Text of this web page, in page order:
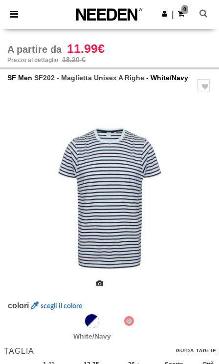
× App Needen
Prezzi migliori sull'app!
Scarica app
0
A partire da 11.99€
Prezzo al dettaglio 18,20 €
SF Men SF202 - Maglietta Unisex A Righe - White/Navy
colori scegli il colore
White/Navy
TAGLIA GUIDA TAGLIE